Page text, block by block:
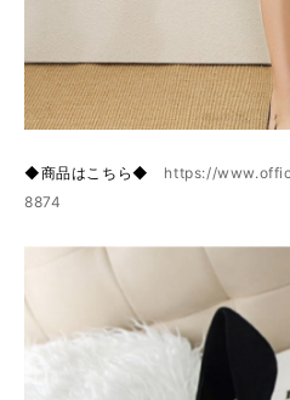
◆商品はこちら◆ https://
8874